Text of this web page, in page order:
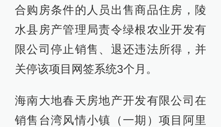
合购房条件的人员出售商品住房，陵
水县房产管理局责令绿根农业开发有
限公司停止销售、退还违法所得，并
关停该项目网签系统3个月。
海南大地春天房地产开发有限公司在
销售台湾风情小镇（一期）项目阿里